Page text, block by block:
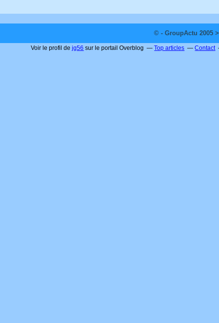
© - GroupActu 2005
Voir le profil dejg56 sur le portail Overblog Top articles Contact